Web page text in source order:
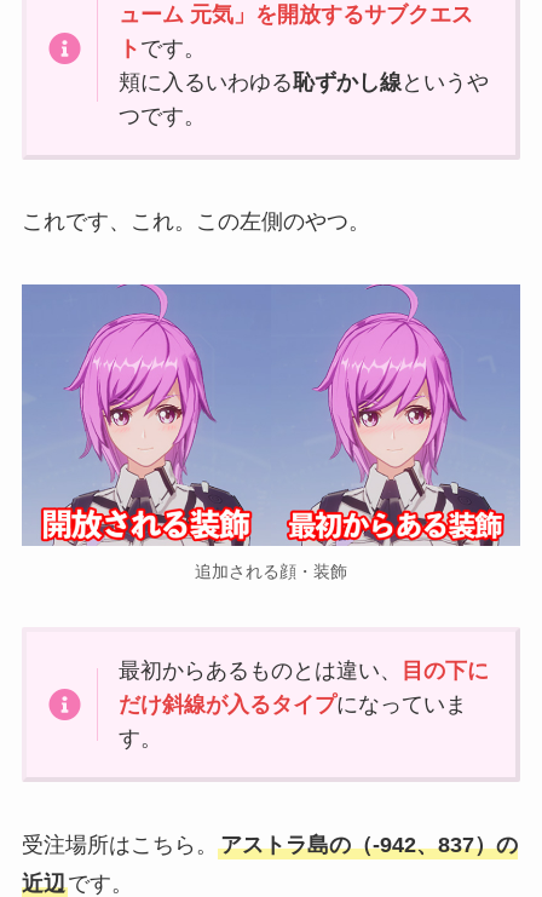
ューム 元気」を開放するサブクエス
ト です。
頬に入るいわゆる恥ずかし線 というや
つです。
これです、これ。この左側のやつ。
追加される顔・装飾
最初からあるものとは違い、
目の下に
だけ斜線が入るタイプになっていま
す。
受注場所はこちら。 アストラ島の（-942、837）の
近辺です。